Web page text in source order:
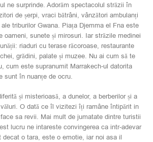
ne surprinde. Adorăm spectacolul străzii în
de șerpi, vraci bătrâni, vânzători ambulanți
triburilor Gwana. Piața Djemma el Fna este
oameni, sunete și mirosuri. Iar străzile medinei
riaduri cu terase răcoroase, restaurante
grădini, palate și muzee. Nu ai cum să te
cum este supranumit Marrakech-ul datorita
sunt în nuanțe de ocru.
și misterioasă, a dunelor, a berberilor și a
O dată ce îl vizitezi îți ramâne întipărit in
sa revii. Mai mult de jumatate dintre turistii
lucru ne intareste convingerea ca intr-adevar
decat o tara, este o emotie, iar noi asa il